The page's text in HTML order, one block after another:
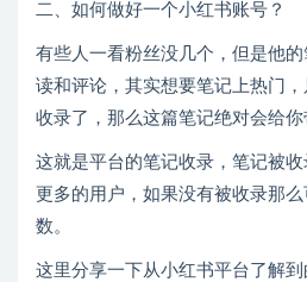
二、如何做好一个小红书账号？
有些人一看粉丝没几个，但是他
读和评论，其实想要笔记上热门
收录了，那么这篇笔记绝对会给你
这就是平台的笔记收录，笔记被
更多的用户，如果没有被收录那
数。
这里分享一下从小红书平台了解